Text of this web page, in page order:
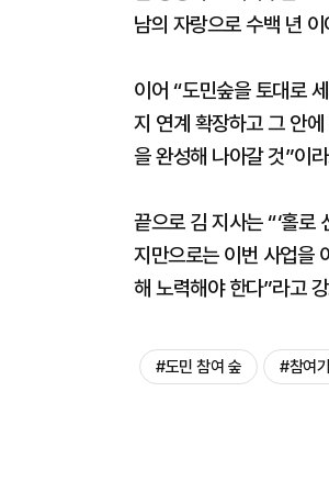
남의 자랑으로 수백 년
이어 “도민숲을 토대로
지 연계 확장하고 그 안
을 완성해 나아갈 것”이
끝으로 김 지사는 “‘홀
지만으로는 이번 사업을
해 노력해야 한다”라고
#도민 참여 숲 #참여